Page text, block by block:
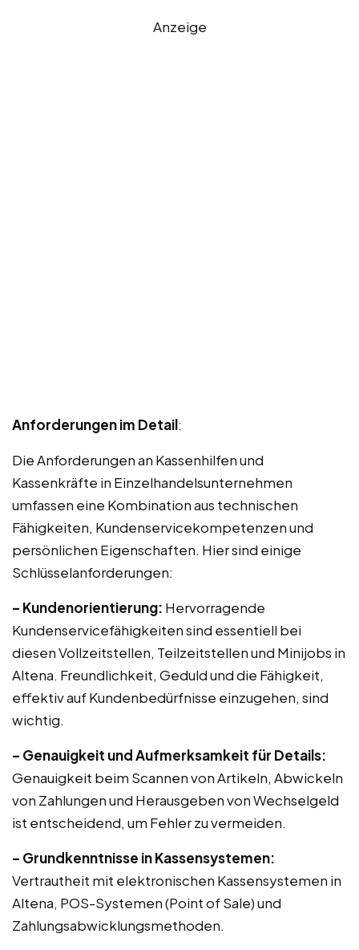
Anzeige
Anforderungen im Detail:
Die Anforderungen an Kassenhilfen und
Kassenkräfte in Einzelhandelsunternehmen
umfassen eine Kombination aus technischen
Fähigkeiten, Kundenservicekompetenzen und
persönlichen Eigenschaften. Hier sind einige
Schlüsselanforderungen:
– Kundenorientierung: Hervorragende
Kundenservicefähigkeiten sind essentiell bei
diesen Vollzeitstellen, Teilzeitstellen und Minijobs in
Altena. Freundlichkeit, Geduld und die Fähigkeit,
effektiv auf Kundenbedürfnisse einzugehen, sind
wichtig.
– Genauigkeit und Aufmerksamkeit für Details:
Genauigkeit beim Scannen von Artikeln, Abwickeln
von Zahlungen und Herausgeben von Wechselgeld
ist entscheidend, um Fehler zu vermeiden.
– Grundkenntnisse in Kassensystemen:
Vertrautheit mit elektronischen Kassensystemen in
Altena, POS-Systemen (Point of Sale) und
Zahlungsabwicklungsmethoden.